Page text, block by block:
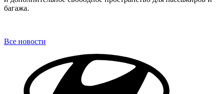
багажа.
Все новости